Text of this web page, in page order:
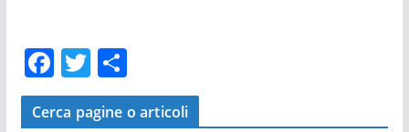
F
a
c
T
w
itt
C
o
n
Cerca pagine o articoli